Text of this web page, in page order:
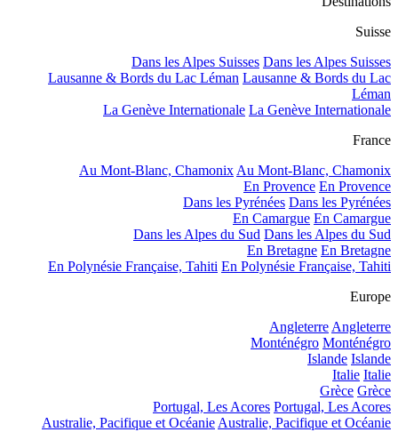
Suisse
Dans les Alpes Suisses Dans les Alpes Suisses
Lausanne & Bords du Lac Léman Lausanne & Bords du Lac
Léman
La Genève Internationale La Genève Internationale
France
Au Mont-Blanc, ChamonixAu Mont-Blanc, Chamonix
En Provence En Provence
Dans les Pyrénées Dans les Pyrénées
En Camargue En Camargue
Dans les Alpes du Sud Dans les Alpes du Sud
En Bretagne En Bretagne
En Polynésie Française, Tahiti En Polynésie Française, Tahiti
Europe
AngleterreAngleterre
Monténégro Monténégro
Islande Islande
Italie Italie
Grèce Grèce
Portugal, Les Acores Portugal, Les Acores
Australie, Pacifique et OcéanieAustralie, Pacifique et Océanie